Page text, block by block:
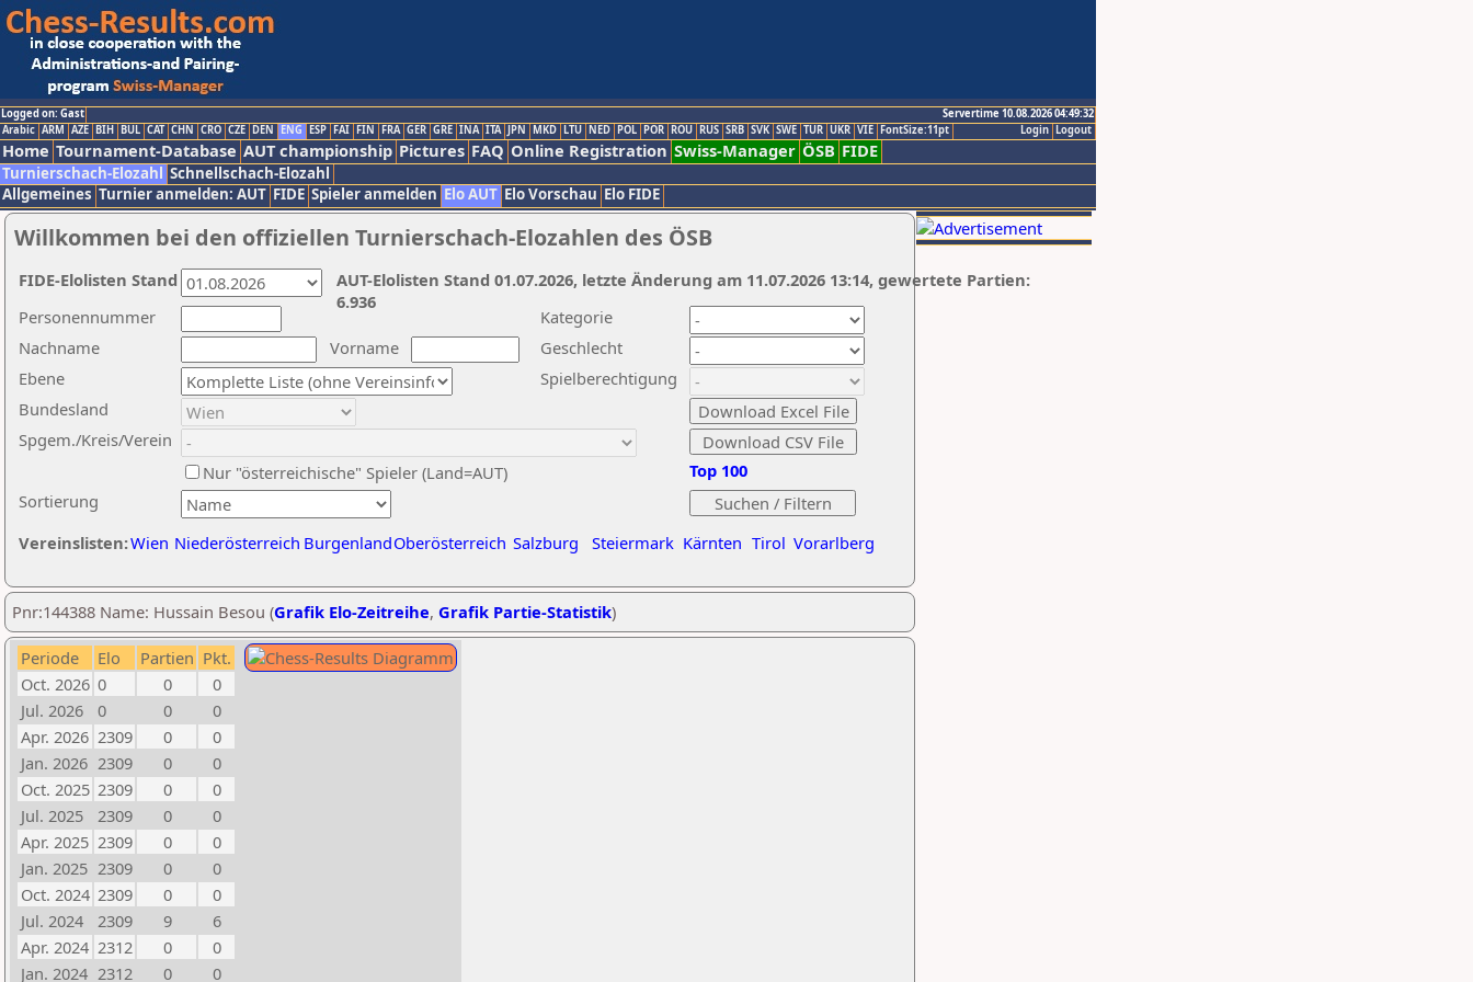
Logged on: Gast
Servertime 10.08.2026 04:49:32
Logout
Login
Arabic ARM AZE BIH BUL CAT CHN CRO CZE DEN ENG ESP FAI FIN FRA GER GRE INA ITA JPN MKD LTU NED POL POR ROU RUS SRB SVK SWE TUR UKR VIE FontSize:11pt
Home Tournament-Database AUT championship Pictures FAQ Online Registration Swiss-Manager ÖSB FIDE
Turnierschach-Elozahl Schnellschach-Elozahl
Allgemeines Turnier anmelden: AUT FIDE Spieler anmelden Elo AUT Elo Vorschau Elo FIDE
Willkommen bei den offiziellen Turnierschach-Elozahlen des ÖSB
Nachname
Vorname
Ebene
Kategorie
Sortierung
Personennummer
Bundesland
Spgem./Kreis/Verein
Geschlecht
Nur "österreichische" Spieler (Land=AUT)
Spielberechtigung
Vereinslisten:Wien Niederösterreich BurgenlandOberösterreich Salzburg Steiermark Kärnten Tirol Vorarlberg
Top 100
AUT-Elolisten Stand 01.07.2026, letzte Änderung am 11.07.2026 13:14, gewertete Partien:
6.936
FIDE-Elolisten Stand
Pnr:144388 Name: Hussain Besou (Grafik Elo-Zeitreihe, Grafik Partie-Statistik)
Periode Elo Partien Pkt.
Oct. 2026 0 0
0
Jul. 2026
0 0
0
Apr. 2026 2309 0
0
Jan. 2026 2309 0
0
Oct. 2025 2309 0
0
Jul. 2025
2309 0
0
Apr. 2025 2309 0
0
Jan. 2025 2309 0
0
Oct. 2024 2309 0
0
Jul. 2024
2309 9
6
Apr. 2024 2312 0
0
Jan. 2024 2312 0 0